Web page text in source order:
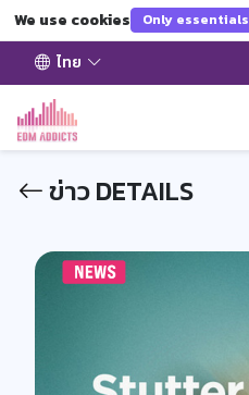
We use cookies Only essentials
ไทย
ข่าว DETAILS